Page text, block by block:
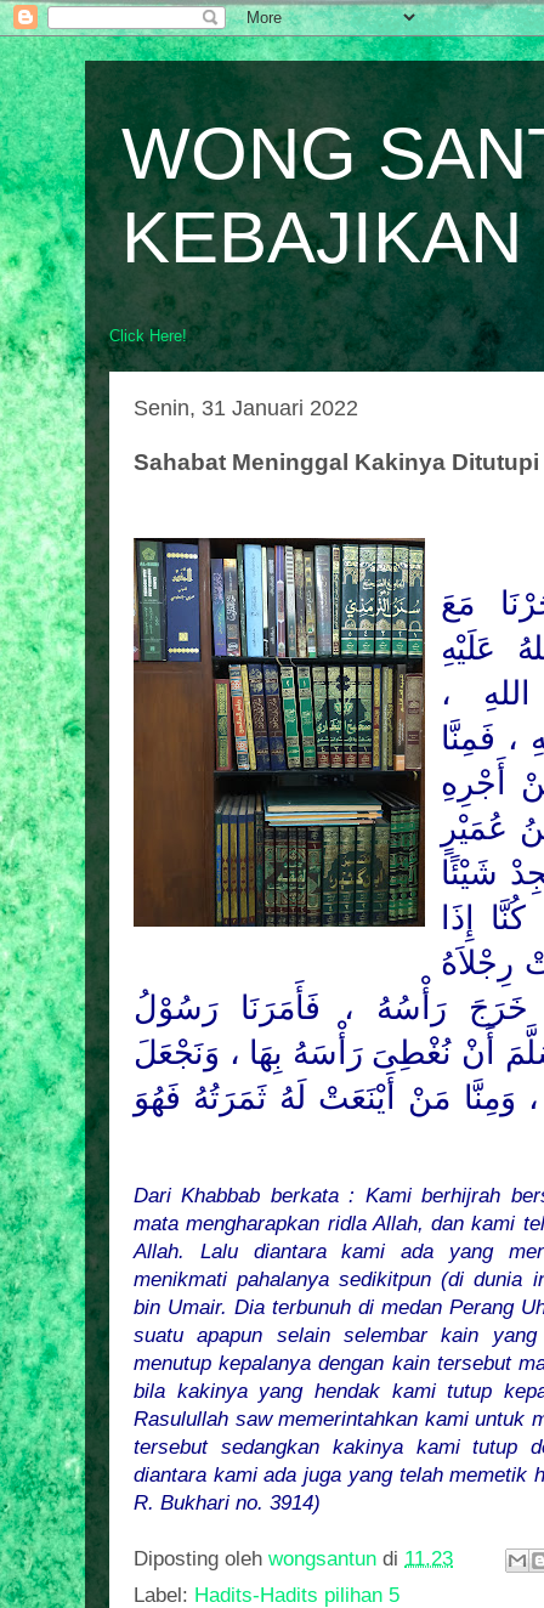
WONG
KEBAJIKAN
Click Here!
Senin, 31 Januari 2022
Sahabat Meninggal Kakinya
مَعَ
عَلَيْهِ
،
، فَمِنَّا
أَجْرِهِ
عُمَيْرٍ
شَيْئًا
إِذَا
رِجْلاَهُ
خَرَجَ رَأْسُهُ ، فَأَمَرَنَا رَسُوْلُ
أَنْ نُغْطِىَ رَأْسَهُ بِهَا ، وَنَجْعَلَ
مَنْ أَيْنَعَتْ لَهُ ثَمَرَتُهُ فَهُوَ
Dari Khabbab berkata : Kami berhijrah
mata mengharapkan ridla Allah, dan kami
Allah. Lalu diantara kami ada yang
menikmati pahalanya sedikitpun (di dunia
bin Umair. Dia terbunuh di medan Perang
suatu apapun selain selembar kain
menutup kepalanya dengan kain tersebut
bila kakinya yang hendak kami tutup
Rasulullah saw memerintahkan kami untuk
tersebut sedangkan kakinya kami tutup
diantara kami ada juga yang telah memetik
R. Bukhari no. 3914)
Diposting oleh wongsantun di 11.23
Label: Hadits-Hadits pilihan 5